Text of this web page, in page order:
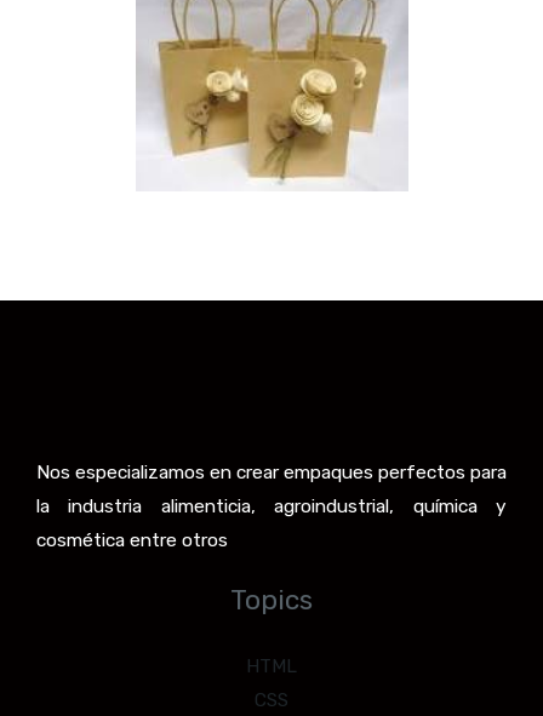
Nos especializamos en crear empaques perfectos para
la industria alimenticia, agroindustrial, química y
cosmética entre otros
Topics
HTML
CSS